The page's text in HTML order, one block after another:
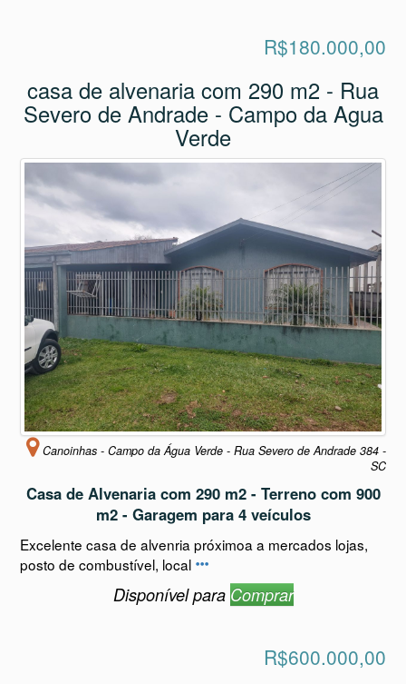
R$180.000,00
casa de alvenaria com 290 m2 - Rua
Severo de Andrade - Campo da Agua
Verde
Canoinhas - Campo da Água Verde - Rua Severo de Andrade 384 -
SC
Casa de Alvenaria com 290 m2 - Terreno com 900
m2 - Garagem para 4 veículos
Excelente casa de alvenria próximoa a mercados lojas,
posto de combustível, local
Disponível para Comprar
R$600.000,00